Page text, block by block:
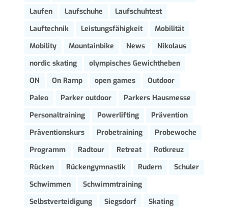
Laufen
Laufschuhe
Laufschuhtest
Lauftechnik
Leistungsfähigkeit
Mobilität
Mobility
Mountainbike News
Nikolaus
nordic skating
olympisches Gewichtheben
ON
On Ramp open games
Outdoor
Paleo
Parker outdoor
Parkers Hausmesse
Personaltraining
Powerlifting
Prävention
Präventionskurs
Probetraining
Probewoche
Programm
Radtour Retreat
Rotkreuz
Rücken
Rückengymnastik Rudern
Schuler
Schwimmen
Schwimmtraining
Selbstverteidigung
Siegsdorf
Skating